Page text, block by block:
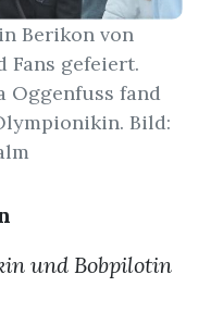
Berikon von
Fans gefeiert.
Oggenfuss fand
Bild:
und Bobpilotin